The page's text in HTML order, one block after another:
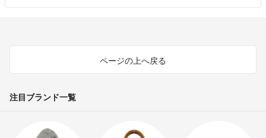
ページの上へ戻る
注目ブランド一覧